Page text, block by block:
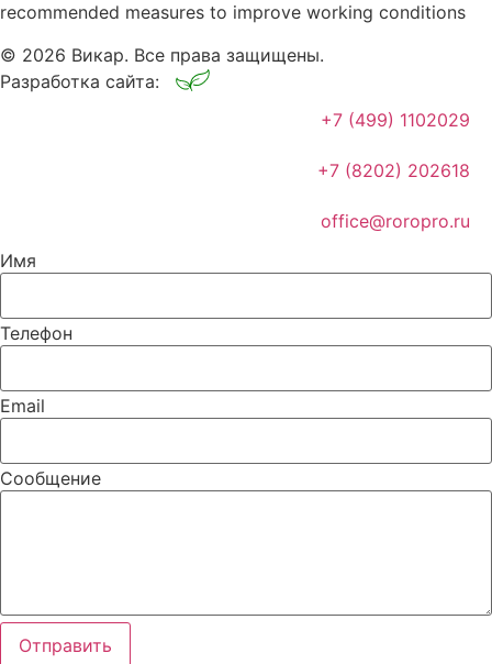
recommended measures to improve working conditions
© 2026 Викар. Все права защищены.
Разработка сайта:
+7 (499) 1102029
+7 (8202) 202618
office@roropro.ru
Имя
Телефон
Email
Сообщение
Отправить